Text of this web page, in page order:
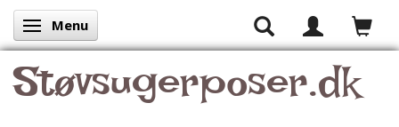
Skifte navigation
Menu
Støvsugerposer.dk